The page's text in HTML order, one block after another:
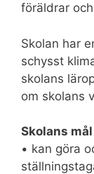
föräldrar
Skolan har
schysst
skolans
om skolans
Skolans
• kan göra